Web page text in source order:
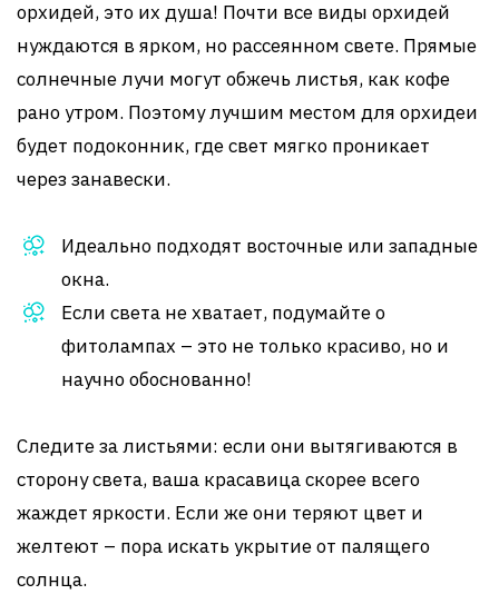
орхидей, это их душа! Почти все виды орхидей
нуждаются в ярком, но рассеянном свете. Прямые
солнечные лучи могут обжечь листья, как кофе
рано утром. Поэтому лучшим местом для орхидеи
будет подоконник, где свет мягко проникает
через занавески.
Идеально подходят восточные или западные
окна.
Если света не хватает, подумайте о
фитолампах – это не только красиво, но и
научно обоснованно!
Следите за листьями: если они вытягиваются в
сторону света, ваша красавица скорее всего
жаждет яркости. Если же они теряют цвет и
желтеют – пора искать укрытие от палящего
солнца.